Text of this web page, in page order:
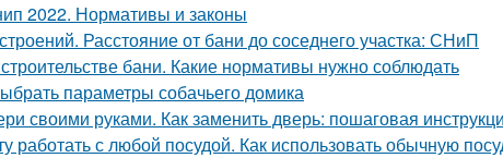
2022. Нормативы и законы
Расстояние от бани до соседнего участка: СНиП
бани. Какие нормативы нужно соблюдать
параметры собачьего домика
своими руками. Как заменить дверь: пошаговая
работать с любой посудой. Как использовать обычную